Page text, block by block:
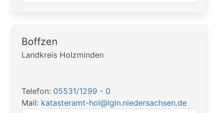
Boffzen
Landkreis Holzminden
Telefon: 05531/1299 - 0
Mail: katasteramt-hol@lgln.niedersachsen.de